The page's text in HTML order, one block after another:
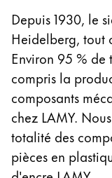
Accessoires et
Recharges
Encres /
Pièces de
Taille de
Étuis
Carnets
Depuis 1930, le
Heidelberg, tout
Environ 95 %
compris la
composants
chez LAMY.
totalité des
pièces en